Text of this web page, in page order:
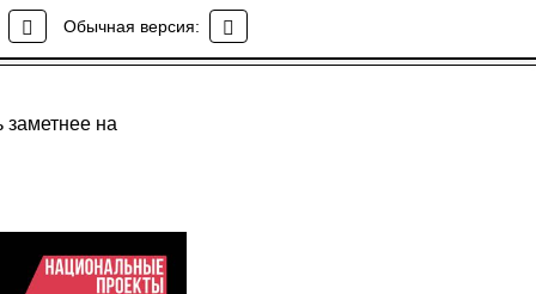
Обычная версия:
заметнее на